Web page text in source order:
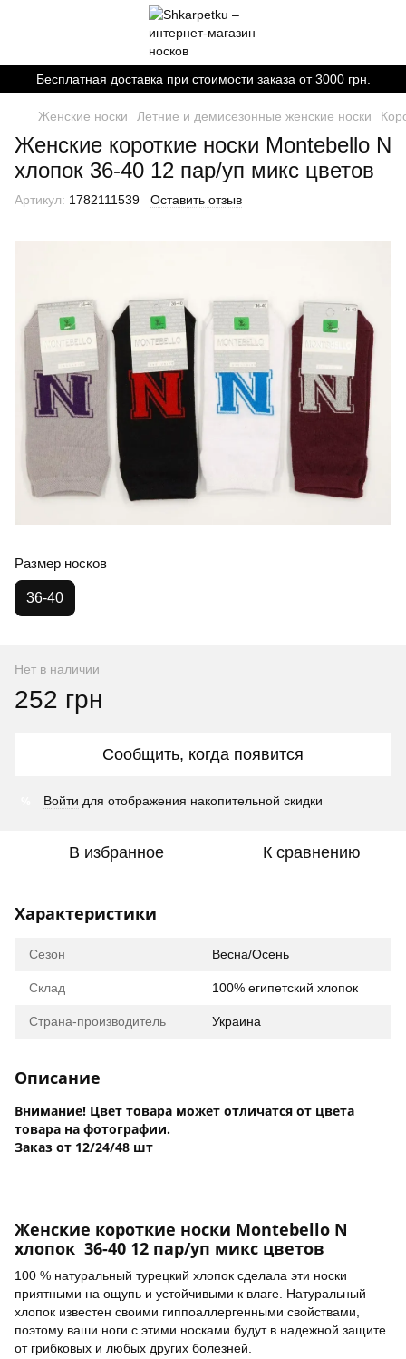
Бесплатная доставка при стоимости заказа от 3000 грн.
Женские носки Летние и демисезонные женские носки
Женские короткие носки Montebello N
хлопок 36-40 12 пар/уп микс цветов
Артикул: 1782111539 Оставить отзыв
Размер носков
36-40
Нет в наличии
252 грн
Сообщить, когда появится
Войти для отображения накопительной скидки
В избранное К сравнению
Характеристики
Сезон Весна/Осень
Склад 100% египетский хлопок
Страна-производитель Украина
Описание
Внимание! Цвет товара может отличатся от цвета
товара на фотографии.
Заказ от 12/24/48 шт
Женские короткие носки Montebello N
хлопок 36-40 12 пар/уп микс цветов
100 % натуральный турецкий хлопок сделала эти носки
приятными на ощупь и устойчивыми к влаге. Натуральный
хлопок известен своими гиппоаллергенными свойствами,
поэтому ваши ноги с этими носками будут в надежной защите
от грибковых и любых других болезней.